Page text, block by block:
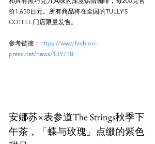
价1,650日元。所有商品将在全国的TULLY'S
参考链接： https://www.fashion-
press.net/news/139718
安娜苏×表参道The Strings秋季下
午茶，「蝶与玫瑰」点缀的紫色